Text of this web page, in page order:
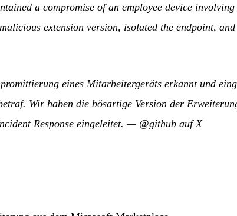
a compromise of an employee device
extension version, isolated the endpoint,
eines Mitarbeitergeräts erkannt und
Wir haben die bösartige Version der
Response eingeleitet. — @github auf X